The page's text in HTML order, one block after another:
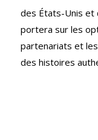
des États-Unis et
portera sur les
partenariats et
des histoires